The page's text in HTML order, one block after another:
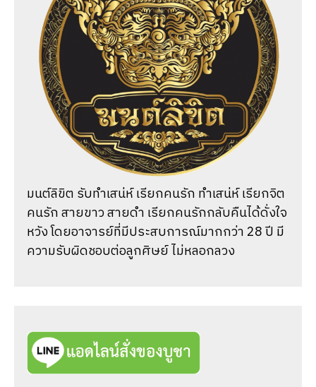
มนต์ลิขิต รับทำเสน่ห์ เรียกคนรัก ทำเสน่ห์ เรียกจิต
คนรัก สายขาว สายดำ เรียกคนรักกลับคืนได้ดั่งใจ
หวัง โดยอาจารย์ที่มีประสบการณ์มากกว่า 28 ปี มี
ความรับผิดชอบต่อลูกศิษย์ ไม่หลอกลวง